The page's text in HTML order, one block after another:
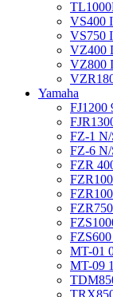
VS400
VS750
VZ400
VZ800
Yamaha
FJ1200
FZ-1 N/
FZ-6 N/
FZR
FZS600
MT-01
MT-09